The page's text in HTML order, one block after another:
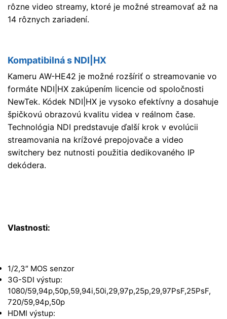
rôzne video streamy, ktoré je možné streamovať až na
14 rôznych zariadení.
Kompatibilná s NDI|HX
Kameru AW-HE42 je možné rozšíriť o streamovanie vo
formáte NDI|HX zakúpením licencie od spoločnosti
NewTek. Kódek NDI|HX je vysoko efektívny a dosahuje
špičkovú obrazovú kvalitu videa v reálnom čase.
Technológia NDI predstavuje ďalší krok v evolúcii
streamovania na krížové prepojovače a video
switchery bez nutnosti použitia dedikovaného IP
dekódera.
Vlastnosti:
1/2,3″ MOS senzor
3G-SDI výstup:
1080/59,94p,50p,59,94i,50i,29,97p,25p,29,97PsF,25PsF,
720/59,94p,50p
HDMI výstup: